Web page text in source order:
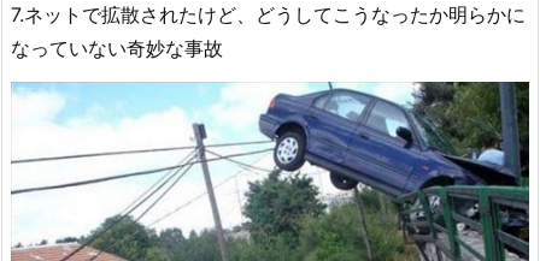
7.ネットで拡散されたけど、どうしてこうなったか明らかに
なっていない奇妙な事故